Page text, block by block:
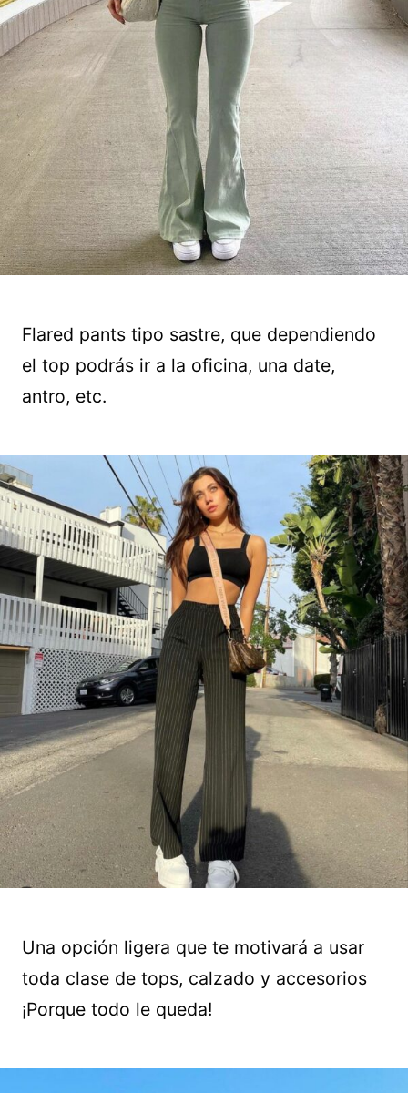
Flared pants tipo sastre, que dependiendo
el top podrás ir a la oficina, una date,
antro, etc.
Una opción ligera que te motivará a usar
toda clase de tops, calzado y accesorios
¡Porque todo le queda!